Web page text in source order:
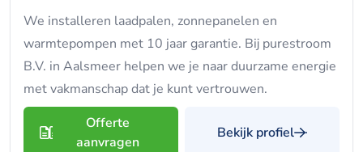
We installeren laadpalen, zonnepanelen en
warmtepompen met 10 jaar garantie. Bij purestroom
B.V. in Aalsmeer helpen we je naar duurzame energie
met vakmanschap dat je kunt vertrouwen.
Offerte
aanvragen
Bekijk profiel